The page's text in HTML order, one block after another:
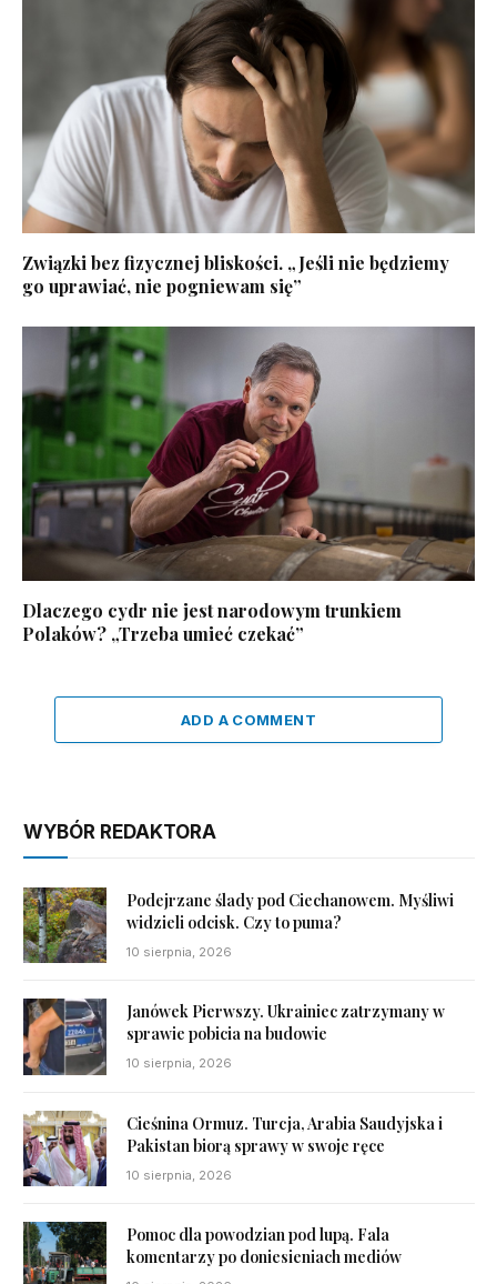
Związki bez fizycznej bliskości. „Jeśli nie będziemy
go uprawiać, nie pogniewam się”
Dlaczego cydr nie jest narodowym trunkiem
Polaków? „Trzeba umieć czekać”
ADD A COMMENT
WYBÓR REDAKTORA
Podejrzane ślady pod Ciechanowem. Myśliwi
widzieli odcisk. Czy to puma?
10 sierpnia, 2026
Janówek Pierwszy. Ukrainiec zatrzymany w
sprawie pobicia na budowie
10 sierpnia, 2026
Cieśnina Ormuz. Turcja, Arabia Saudyjska i
Pakistan biorą sprawy w swoje ręce
10 sierpnia, 2026
Pomoc dla powodzian pod lupą. Fala
komentarzy po doniesieniach mediów